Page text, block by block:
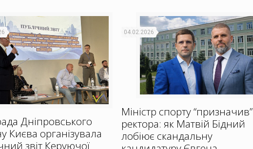
Дніпровського
Києва організувала
звіт Керуючої
04.02.2026
Міністр спорту “призначив”
ректора: як Матвій Бідний
лобіює скандальну